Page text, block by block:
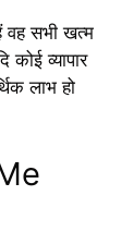
वह सभी खत्म
व्यापार
लाभ हो